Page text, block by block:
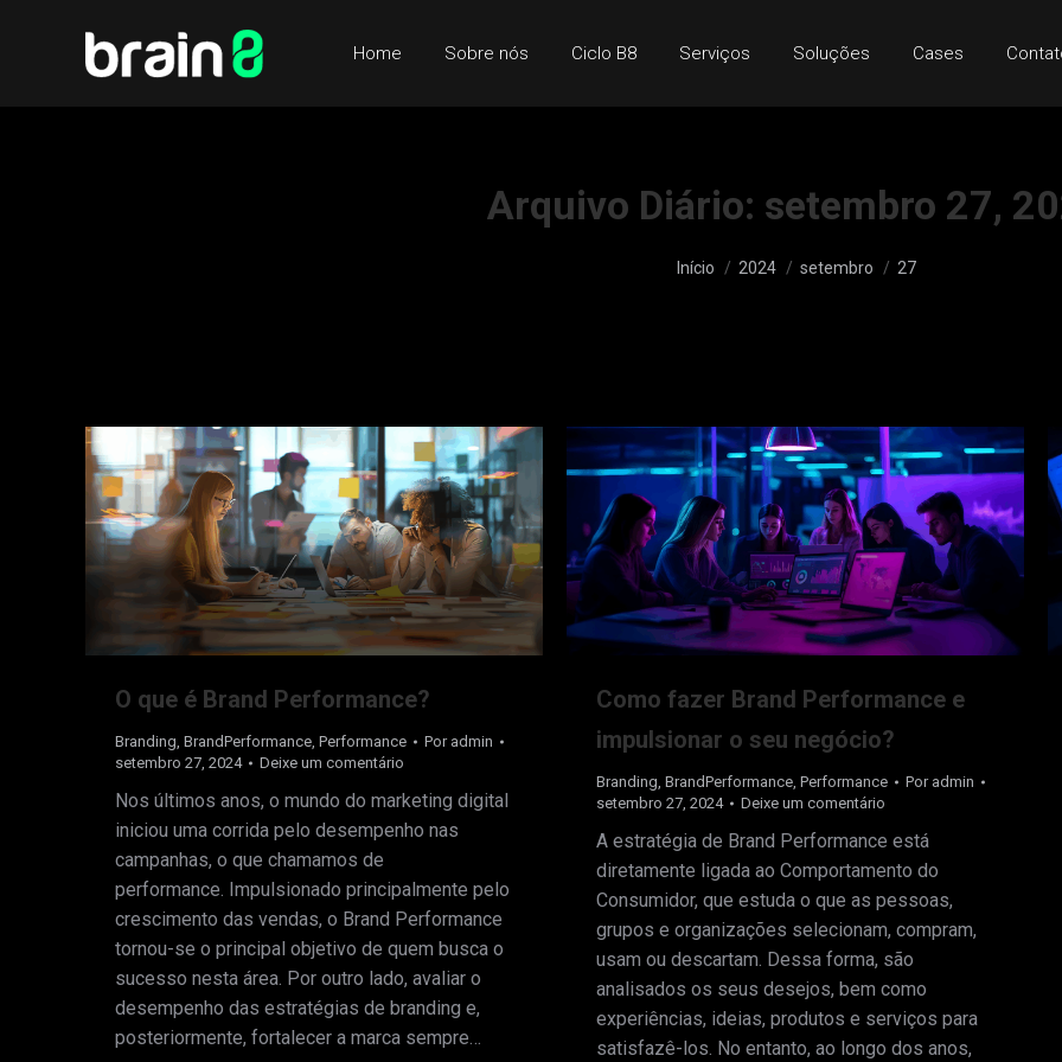
Home Sobre nós Ciclo B8 Serviços Soluções Cases
Arquivo Diário: setembro 27,
Você está aqui:
Início 2024 setembro 27
O que é Brand Performance?
Branding, BrandPerformance, Performance Por admin
setembro 27, 2024
Deixe um comentário
Nos últimos anos, o mundo do marketing digital
iniciou uma corrida pelo desempenho nas
campanhas, o que chamamos de
performance. Impulsionado principalmente pelo
crescimento das vendas, o Brand Performance
tornou-se o principal objetivo de quem busca o
sucesso nesta área. Por outro lado, avaliar o
desempenho das estratégias de branding e,
posteriormente, fortalecer a marca sempre…
Como fazer Brand Performance e
impulsionar o seu negócio?
Branding, BrandPerformance, Performance Por admin
setembro 27, 2024
Deixe um comentário
A estratégia de Brand Performance está
diretamente ligada ao Comportamento do
Consumidor, que estuda o que as pessoas,
grupos e organizações selecionam, compram,
usam ou descartam. Dessa forma, são
analisados os seus desejos, bem como
experiências, ideias, produtos e serviços para
satisfazê-los. No entanto, ao longo dos anos,